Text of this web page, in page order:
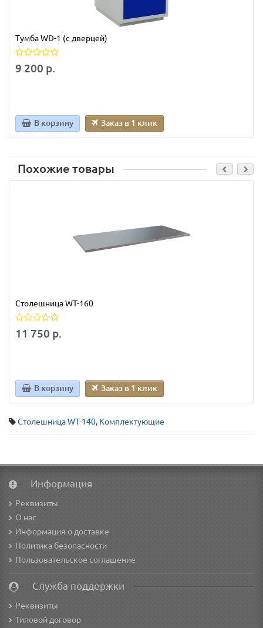
Тумба WD-1 (с дверцей)
9 200 р.
В корзину Заказ в 1 клик
Похожие товары
Столешница WT-160
11 750 р.
В корзину Заказ в 1 клик
Столешница WT-140, Комплектующие
Информация
Реквизиты
О нас
Информация о доставке
Политика безопасности
Пользовательское соглашение
Служба поддержки
Реквизиты
Типовой договор